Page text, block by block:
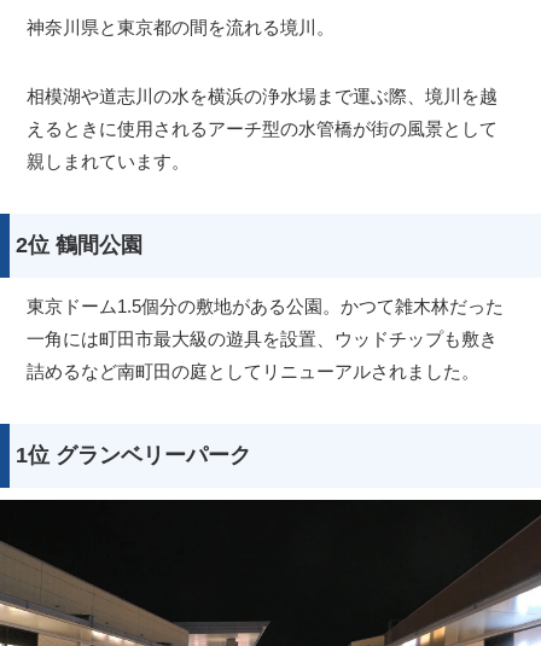
神奈川県と東京都の間を流れる境川。
相模湖や道志川の水を横浜の浄水場まで運ぶ際、境川を越
えるときに使用されるアーチ型の水管橋が街の風景として
親しまれています。
2位 鶴間公園
東京ドーム1.5個分の敷地がある公園。かつて雑木林だった
一角には町田市最大級の遊具を設置、ウッドチップも敷き
詰めるなど南町田の庭としてリニューアルされました。
1位 グランベリーパーク